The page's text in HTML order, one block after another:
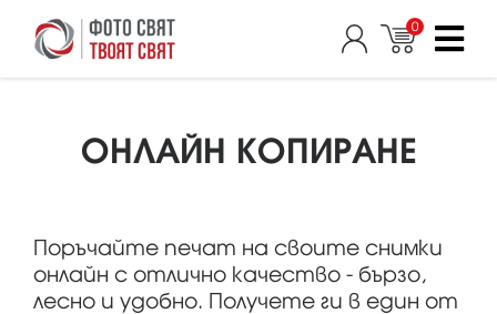
0
ОНЛАЙН КОПИРАНЕ
Поръчайте печат на своите снимки
онлайн с отлично качество - бързо,
лесно и удобно. Получете ги в един от